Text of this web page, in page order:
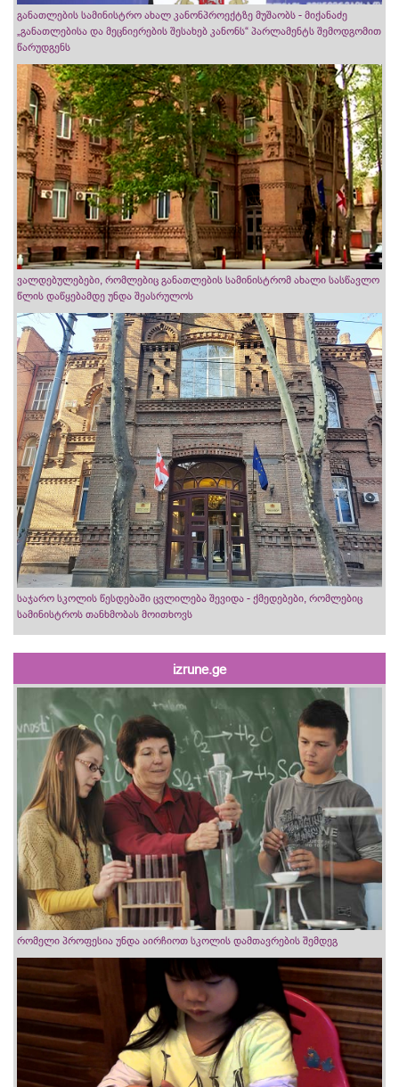
განათლების სამინისტრო ახალ კანონპროექტზე მუშაობს - მიქანაძე
„განათლებისა და მეცნიერების შესახებ კანონს“ პარლამენტს შემოდგომით
წარუდგენს
ვალდებულებები, რომლებიც განათლების სამინისტრომ ახალი სასწავლო
წლის დაწყებამდე უნდა შეასრულოს
საჯარო სკოლის წესდებაში ცვლილება შევიდა - ქმედებები, რომლებიც
სამინისტროს თანხმობას მოითხოვს
izrune.ge
რომელი პროფესია უნდა აირჩიოთ სკოლის დამთავრების შემდეგ